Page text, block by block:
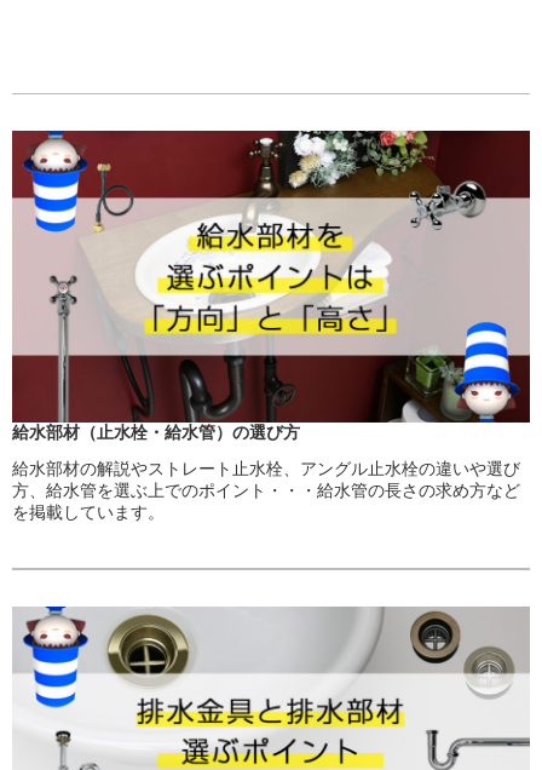
給水部材（止水栓・給水管）の選び方
給水部材の解説やストレート止水栓、アングル止水栓の違いや選び
方、給水管を選ぶ上でのポイント・・・給水管の長さの求め方など
を掲載しています。